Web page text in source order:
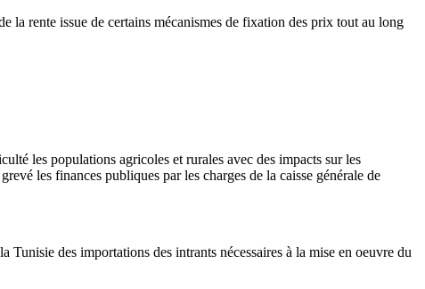
la rente issue de certains mécanismes de fixation des prix tout au long
les populations agricoles et rurales avec des impacts sur les
les finances publiques par les charges de la caisse générale de
Tunisie des importations des intrants nécessaires à la mise en oeuvre du